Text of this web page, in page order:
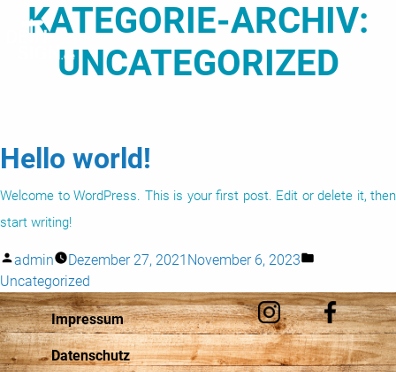
KATEGORIE-ARCHIV:
UNCATEGORIZED
Hello world!
Welcome to WordPress. This is your first post. Edit or delete it, then
start writing!
Veröffentlicht
von
admin Dezember 27, 2021 November 6, 2023
Uncategorized
Impressum
Datenschutz